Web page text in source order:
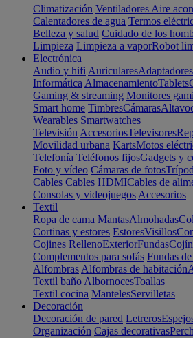
Climatización Ventiladores Aire
Calentadores de agua Termos
Belleza y salud Cuidado de los
Limpieza Limpieza a vaporRobot
Electrónica
Audio y hifi AuricularesAdaptadores
Informática AlmacenamientoTablets
Gaming & streaming Monitores
Smart home TimbresCámaras
Wearables Smartwatches
Televisión AccesoriosTelevisores
Movilidad urbana KartsMotos
Telefonía Teléfonos fijosGadgets y
Foto y vídeo Cámaras de fotos
Cables Cables HDMICables de
Consolas y videojuegos Accesorios
Textil
Ropa de cama MantasAlmohadas
Cortinas y estores EstoresVisillos
Cojines RellenoExteriorFundas
Complementos para sofás Fundas
Alfombras Alfombras de habitación
Textil baño AlbornocesToallas
Textil cocina MantelesServilletas
Decoración
Decoración de pared Letreros
Organización Cajas decorativas